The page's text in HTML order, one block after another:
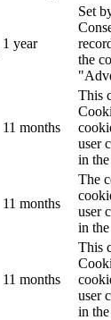
1 year
Set
the
11 months
This
user
in
11 months
The
user
in
11 months
This
user
in